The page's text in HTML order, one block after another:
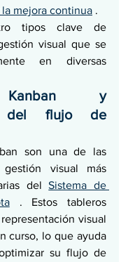
mejora continua .
tipos clave de
visual que se
en diversas
Kanban y
del flujo de
son una de las
gestión visual más
del Sistema de
. Estos tableros
visual
curso, lo que ayuda
su flujo de